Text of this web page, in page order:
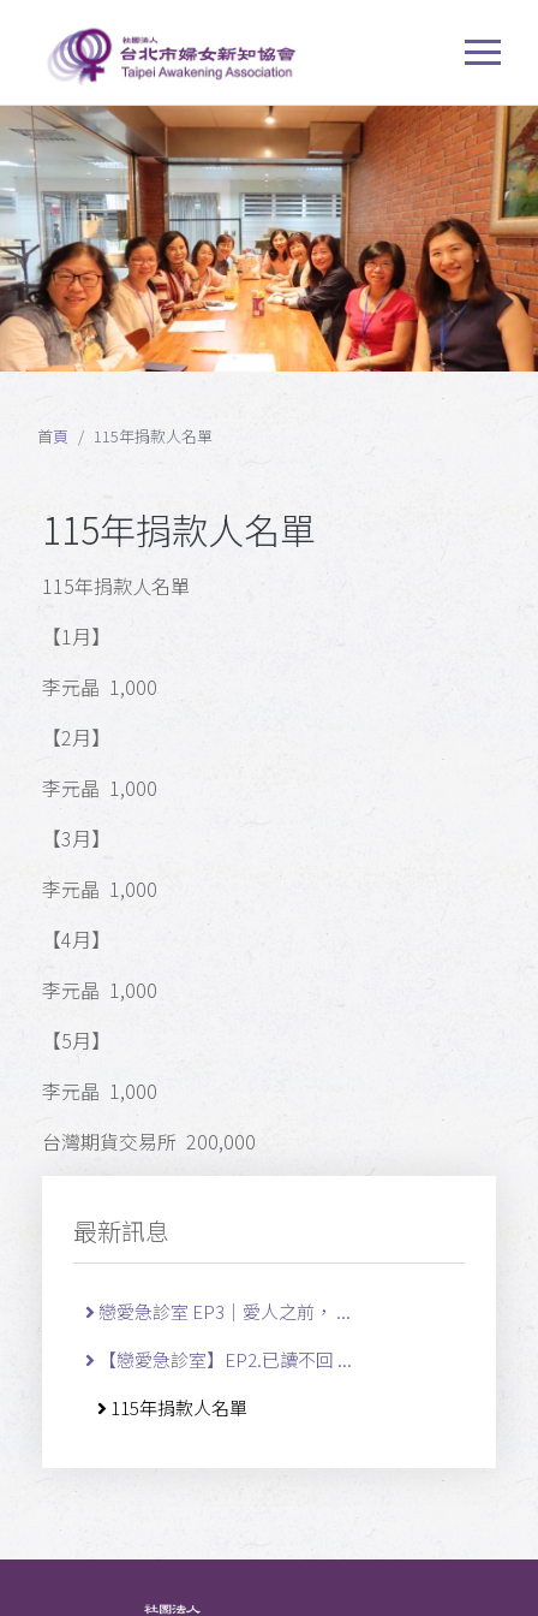
首頁 115年捐款人名單
115年捐款人名單
115年捐款人名單
【1月】
李元晶 1,000
【2月】
李元晶 1,000
【3月】
李元晶 1,000
【4月】
李元晶 1,000
【5月】
李元晶 1,000
台灣期貨交易所 200,000
最新訊息
戀愛急診室 EP3｜愛人之前， ...
【戀愛急診室】EP2.已讀不回 ...
115年捐款人名單